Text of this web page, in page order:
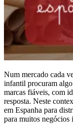
Num mercado cada
infantil procuram
marcas fiáveis, com
resposta. Neste
em Espanha para
para muitos negócios